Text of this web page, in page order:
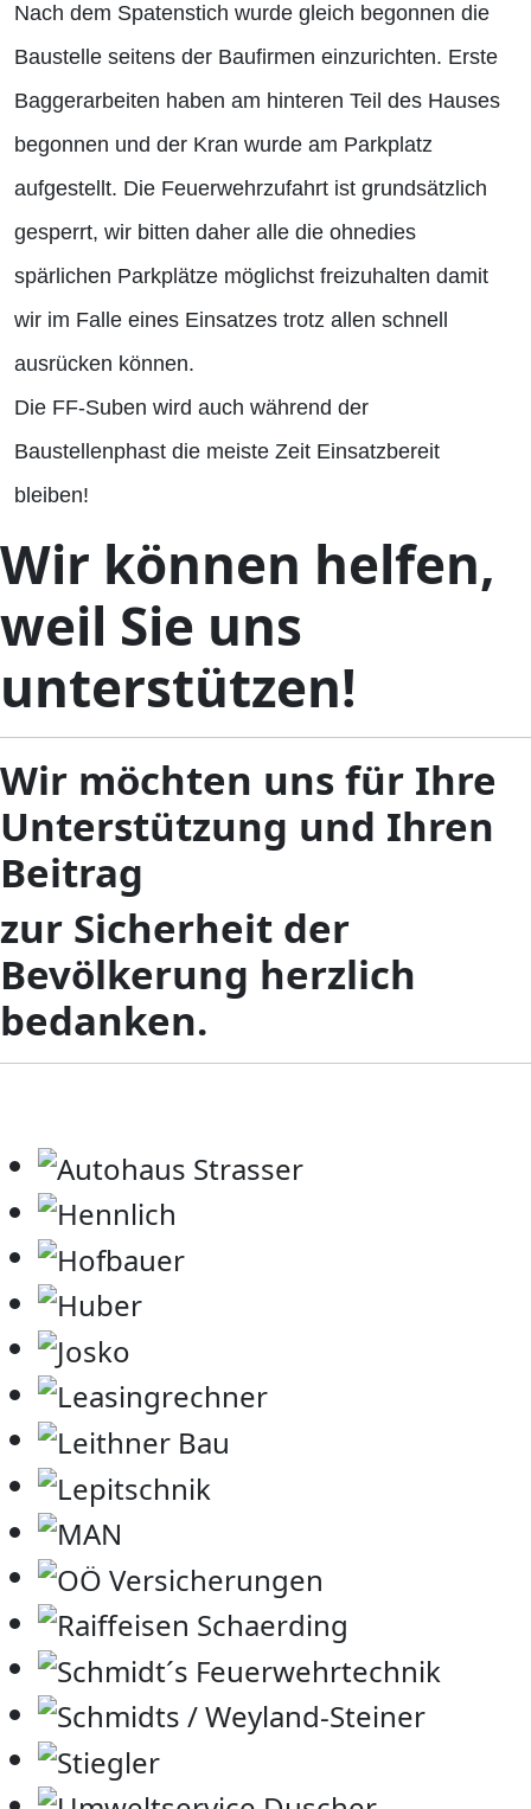
Nach dem Spatenstich wurde gleich begonnen die
Baustelle seitens der Baufirmen einzurichten. Erste
Baggerarbeiten haben am hinteren Teil des Hauses
begonnen und der Kran wurde am Parkplatz
aufgestellt. Die Feuerwehrzufahrt ist grundsätzlich
gesperrt, wir bitten daher alle die ohnedies
spärlichen Parkplätze möglichst freizuhalten damit
wir im Falle eines Einsatzes trotz allen schnell
ausrücken können.
Die FF-Suben wird auch während der
Baustellenphast die meiste Zeit Einsatzbereit
bleiben!
Wir können helfen,
weil Sie uns
unterstützen!
Wir möchten uns für Ihre
Unterstützung und Ihren
Beitrag
zur Sicherheit der
Bevölkerung herzlich
bedanken.